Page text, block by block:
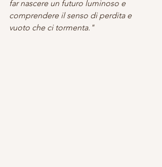
far nascere un futuro luminoso e
comprendere il senso di perdita e
vuoto che ci tormenta."